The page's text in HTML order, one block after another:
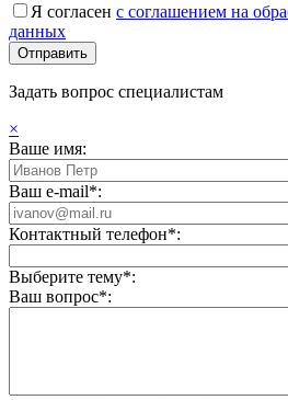
Я согласен с соглашением на
данных
Задать вопрос специалистам
×
Ваше имя:
Ваш e-mail*:
Контактный телефон*:
Выберите тему*:
Ваш вопрос*: